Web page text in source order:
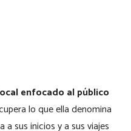
enfocado al público
lo que ella denomina
a sus inicios y a sus viajes